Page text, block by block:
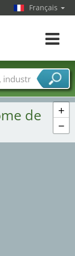
+
−
de
Français
Toggle
de foire